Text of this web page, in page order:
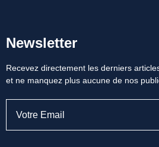
Newsletter
Recevez directement les derniers
et ne manquez plus aucune de nos